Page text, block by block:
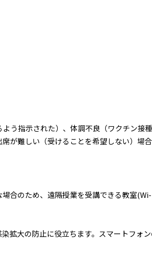
う指示された）、体調不良（ワクチン接
が難しい（受けることを希望しない）場
合のため、遠隔授業を受講できる教室
拡大の防止に役立ちます。スマートフォ